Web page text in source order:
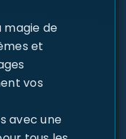
magie de
et
vos
avec une